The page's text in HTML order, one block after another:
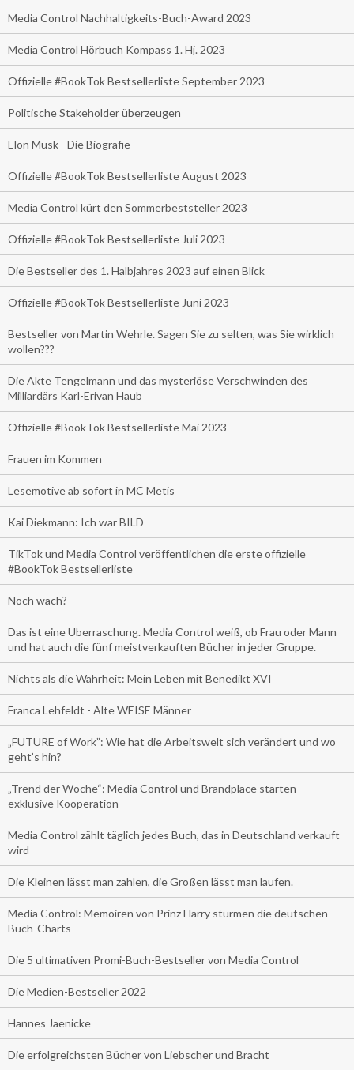
Media Control Nachhaltigkeits-Buch-Award 2023
Media Control Hörbuch Kompass 1. Hj. 2023
Offizielle #BookTok Bestsellerliste September 2023
Politische Stakeholder überzeugen
Elon Musk - Die Biografie
Offizielle #BookTok Bestsellerliste August 2023
Media Control kürt den Sommerbeststeller 2023
Offizielle #BookTok Bestsellerliste Juli 2023
Die Bestseller des 1. Halbjahres 2023 auf einen Blick
Offizielle #BookTok Bestsellerliste Juni 2023
Bestseller von Martin Wehrle. Sagen Sie zu selten, was Sie wirklich
wollen???
Die Akte Tengelmann und das mysteriöse Verschwinden des
Milliardärs Karl-Erivan Haub
Offizielle #BookTok Bestsellerliste Mai 2023
Frauen im Kommen
Lesemotive ab sofort in MC Metis
Kai Diekmann: Ich war BILD
TikTok und Media Control veröffentlichen die erste offizielle
#BookTok Bestsellerliste
Noch wach?
Das ist eine Überraschung. Media Control weiß, ob Frau oder Mann
und hat auch die fünf meistverkauften Bücher in jeder Gruppe.
Nichts als die Wahrheit: Mein Leben mit Benedikt XVI
Franca Lehfeldt - Alte WEISE Männer
„FUTURE of Work”: Wie hat die Arbeitswelt sich verändert und wo
geht’s hin?
„Trend der Woche“: Media Control und Brandplace starten
exklusive Kooperation
Media Control zählt täglich jedes Buch, das in Deutschland verkauft
wird
Die Kleinen lässt man zahlen, die Großen lässt man laufen.
Media Control: Memoiren von Prinz Harry stürmen die deutschen
Buch-Charts
Die 5 ultimativen Promi-Buch-Bestseller von Media Control
Die Medien-Bestseller 2022
Hannes Jaenicke
Die erfolgreichsten Bücher von Liebscher und Bracht